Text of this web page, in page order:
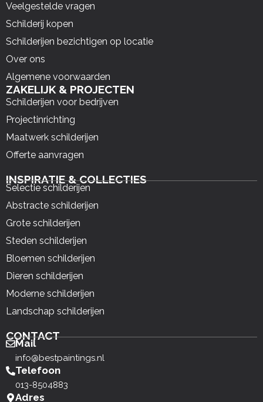
Veelgestelde vragen
Schilderij kopen
Schilderijen bezichtigen op locatie
Over ons
Algemene voorwaarden
ZAKELIJK & PROJECTEN
Schilderijen voor bedrijven
Projectinrichting
Maatwerk schilderijen
Offerte aanvragen
INSPIRATIE & COLLECTIES
Selectie schilderijen
Abstracte schilderijen
Grote schilderijen
Steden schilderijen
Bloemen schilderijen
Dieren schilderijen
Moderne schilderijen
Landschap schilderijen
CONTACT
Mail
info@bestpaintings.nl
Telefoon
013-8504883
Adres